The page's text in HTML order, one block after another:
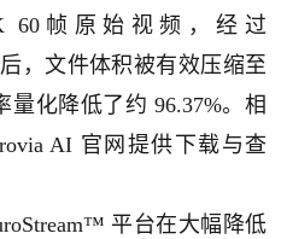
60帧原始视频，经过
，文件体积被有效压缩至
量化降低了约 96.37%。相
AI 官网提供下载与查
平台在大幅降低